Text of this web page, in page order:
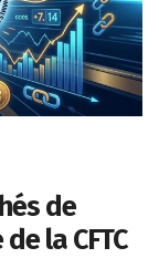
de
la CFTC